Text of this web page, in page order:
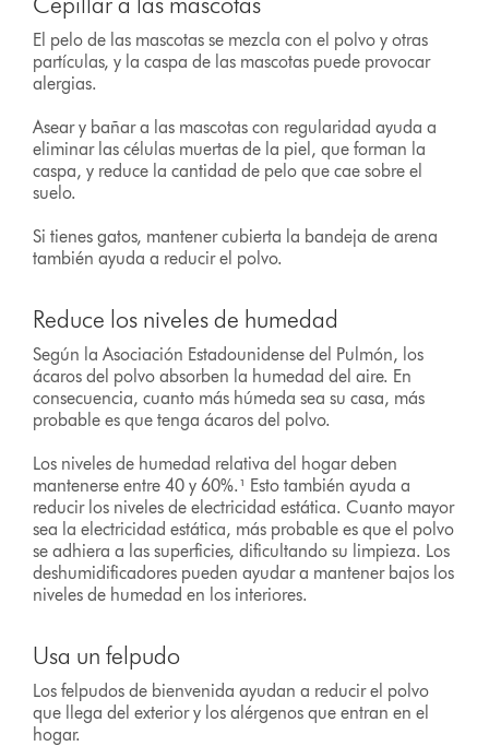
El pelo de las mascotas se mezcla con el polvo y otras
partículas, y la caspa de las mascotas puede provocar
alergias.
Asear y bañar a las mascotas con regularidad ayuda a
eliminar las células muertas de la piel, que forman la
caspa, y reduce la cantidad de pelo que cae sobre el
suelo.
Si tienes gatos, mantener cubierta la bandeja de arena
también ayuda a reducir el polvo.
Reduce los niveles de humedad
Según la Asociación Estadounidense del Pulmón, los
ácaros del polvo absorben la humedad del aire. En
consecuencia, cuanto más húmeda sea su casa, más
probable es que tenga ácaros del polvo.
Los niveles de humedad relativa del hogar deben
mantenerse entre 40 y 60%.¹ Esto también ayuda a
reducir los niveles de electricidad estática. Cuanto mayor
sea la electricidad estática, más probable es que el polvo
se adhiera a las superficies, dificultando su limpieza. Los
deshumidificadores pueden ayudar a mantener bajos los
niveles de humedad en los interiores.
Usa un felpudo
Los felpudos de bienvenida ayudan a reducir el polvo
que llega del exterior y los alérgenos que entran en el
hogar.